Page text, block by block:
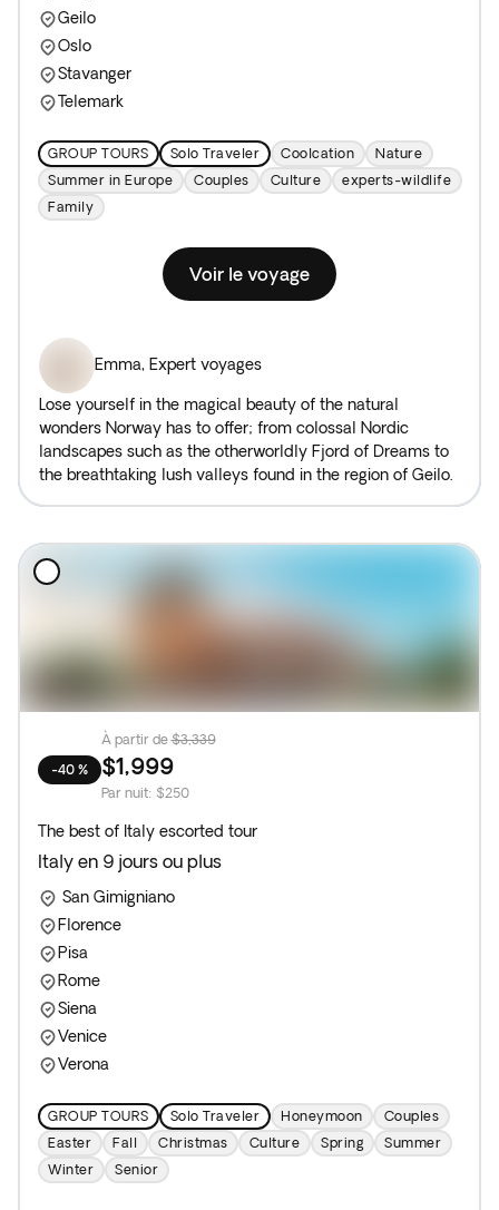
Geilo
Oslo
Stavanger
Telemark
GROUP TOURS Solo Traveler Coolcation
Nature
Summer in Europe
Couples Culture
experts-wildlife
Family
Voir le voyage
Emma, Expert voyages
Lose yourself in the magical beauty of the natural
wonders Norway has to offer; from colossal Nordic
landscapes such as the otherworldly Fjord of Dreams to
the breathtaking lush valleys found in the region of Geilo.
-40 %
À partir de $3,339
$1,999
Par nuit: $250
The best of Italy escorted tour
Italy en 9 jours ou plus
San Gimigniano
Florence
Pisa
Rome
Siena
Venice
Verona
GROUP TOURS Solo Traveler Honeymoon
Couples
Easter
Fall Christmas Culture Spring
Summer
Winter
Senior